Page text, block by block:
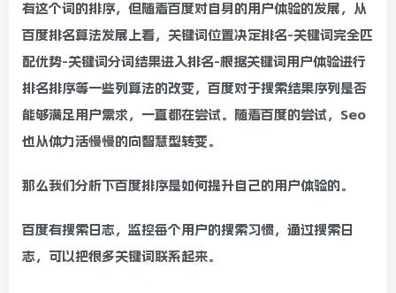
有这个词的排序，但随着百度对自身的用户体验的发展，从
百度排名算法发展上看，关键词位置决定排名-关键词完全匹
配优势-关键词分词结果进入排名-根据关键词用户体验进行
排名排序等一些列算法的改变，百度对于搜索结果序列是否
能够满足用户需求，一直都在尝试。随着百度的尝试，Seo
也从体力活慢慢的向智慧型转变。
那么我们分析下百度排序是如何提升自己的用户体验的。
百度有搜索日志，监控每个用户的搜索习惯，通过搜索日
志，可以把很多关键词联系起来。